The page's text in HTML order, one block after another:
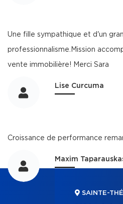
Une fille sympathique et d'un
professionnalisme.Mission
vente immobilière! Merci Sara
Lise Curcuma
Croissance de performance
Maxim
SAINTE-